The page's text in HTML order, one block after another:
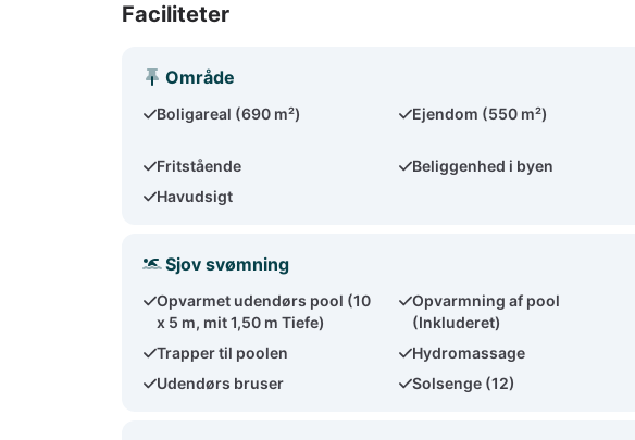
Faciliteter
Område
Boligareal (690 m²) Ejendom (550 m²)
Fritstående
Beliggenhed i byen
Havudsigt
Sjov svømning
Opvarmet udendørs pool (10
x 5 m, mit 1,50 m Tiefe)
Opvarmning af pool
(Inkluderet)
Trapper til poolen
Hydromassage
Udendørs bruser
Solsenge (12)